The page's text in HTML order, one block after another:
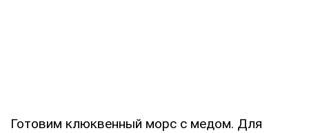
Готовим клюквенный морс с медом. Для